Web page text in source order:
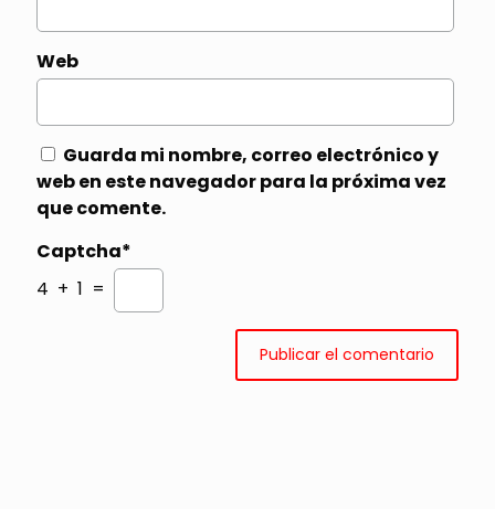
Web
Guarda mi nombre, correo electrónico y
web en este navegador para la próxima vez
que comente.
Captcha*
4 + 1 =